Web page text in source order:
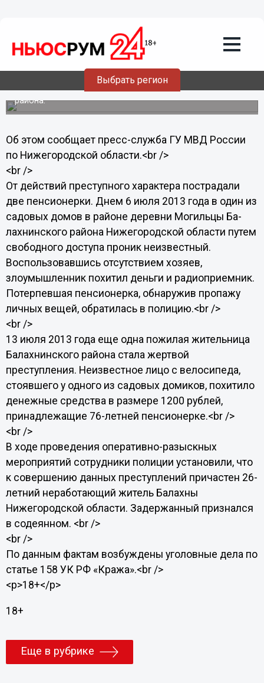
Выбрать регион
Нижегородскими полицейскими
задержан подозреваемый в
совершении краж в садовых домах
Молодой человек подозревается в совершении двух
краж на территории садовых обществ Балахнинского
района.
Об этом сообщает пресс-служба ГУ МВД России
по Нижегородской области.<br />
<br />
От действий преступного характера пострадали
две пенсионерки. Днем 6 июля 2013 года в один из
садовых домов в районе деревни Могильцы Ба-
лахнинского района Нижегородской области путем
свободного доступа проник неизвестный.
Воспользовавшись отсутствием хозяев,
злоумышленник похитил деньги и радиоприемник.
Потерпевшая пенсионерка, обнаружив пропажу
личных вещей, обратилась в полицию.<br />
<br />
13 июля 2013 года еще одна пожилая жительница
Балахнинского района стала жертвой
преступления. Неизвестное лицо с велосипеда,
стоявшего у одного из садовых домиков, похитило
денежные средства в размере 1200 рублей,
принадлежащие 76-летней пенсионерке.<br />
<br />
В ходе проведения оперативно-разыскных
мероприятий сотрудники полиции установили, что
к совершению данных преступлений причастен 26-
летний неработающий житель Балахны
Нижегородской области. Задержанный признался
в содеянном. <br />
<br />
По данным фактам возбуждены уголовные дела по
статье 158 УК РФ «Кража».<br />
<p>18+</p>
18+
Еще в рубрике